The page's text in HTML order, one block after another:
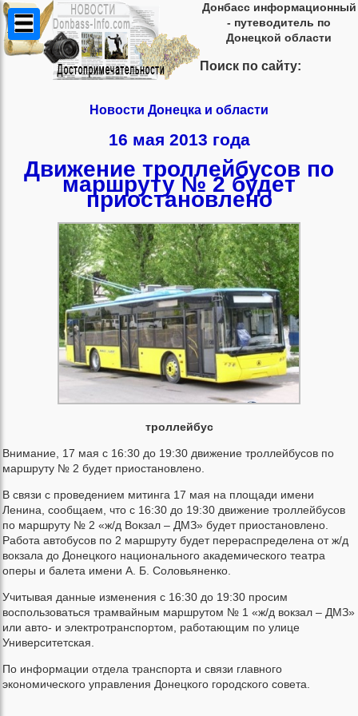
Донбасс информационный
- путеводитель по
Донецкой области
Поиск по сайту:
Новости Донецка и области
16 мая 2013 года
Движение троллейбусов по
маршруту № 2 будет
приостановлено
троллейбус
Внимание, 17 мая с 16:30 до 19:30 движение троллейбусов по
маршруту № 2 будет приостановлено.
В связи с проведением митинга 17 мая на площади имени
Ленина, сообщаем, что с 16:30 до 19:30 движение троллейбусов
по маршруту № 2 «ж/д Вокзал – ДМЗ» будет приостановлено.
Работа автобусов по 2 маршруту будет перераспределена от ж/д
вокзала до Донецкого национального академического театра
оперы и балета имени А. Б. Соловьяненко.
Учитывая данные изменения с 16:30 до 19:30 просим
воспользоваться трамвайным маршрутом № 1 «ж/д вокзал – ДМЗ»
или авто- и электротранспортом, работающим по улице
Университетская.
По информации отдела транспорта и связи главного
экономического управления Донецкого городского совета.